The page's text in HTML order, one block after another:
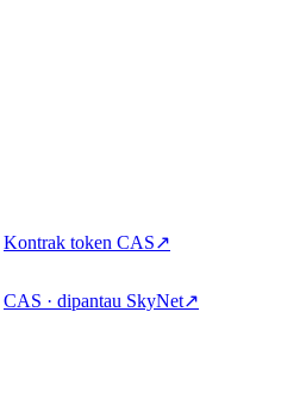
Kontrak token CAS↗
CAS · dipantau SkyNet↗